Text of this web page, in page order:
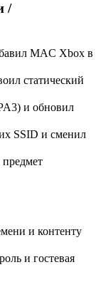
/
MAC Xbox в
статический
и обновил
SSID и сменил
предмет
и контенту
и гостевая